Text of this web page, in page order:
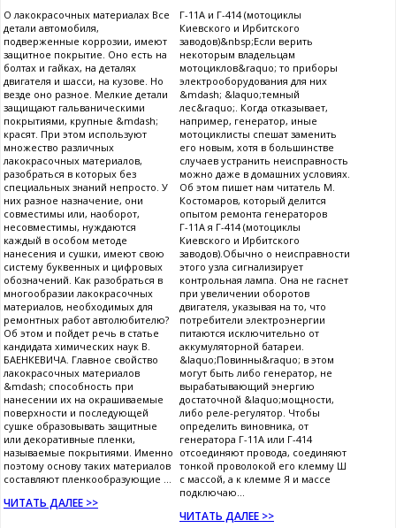
О лакокрасочных материалах Все
детали автомобиля,
подверженные коррозии, имеют
защитное покрытие. Оно есть на
болтах и гайках, на деталях
двигателя и шасси, на кузове. Но
везде оно разное. Мелкие детали
защищают гальваническими
покрытиями, крупные &mdash;
красят. При этом используют
множество различных
лакокрасочных материалов,
разобраться в которых без
специальных знаний непросто. У
них разное назначение, они
совместимы или, наоборот,
несовместимы, нуждаются
каждый в особом методе
нанесения и сушки, имеют свою
систему буквенных и цифровых
обозначений. Как разобраться в
многообразии лакокрасочных
материалов, необходимых для
ремонтных работ автолюбителю?
Об этом и пойдет речь в статье
кандидата химических наук В.
БАЕНКЕВИЧА. Главное свойство
лакокрасочных материалов
&mdash; способность при
нанесении их на окрашиваемые
поверхности и последующей
сушке образовывать защитные
или декоративные пленки,
называемые покрытиями. Именно
поэтому основу таких материалов
составляют пленкообразующие ...
ЧИТАТЬ ДАЛЕЕ >>
Г-11А и Г-414 (мотоциклы
Киевского и Ирбитского
заводов)&nbsp;Если верить
некоторым владельцам
мотоциклов&raquo; то приборы
электрооборудования для них
&mdash; &laquo;темный
лес&raquo;. Когда отказывает,
например, генератор, иные
мотоциклисты спешат заменить
его новым, хотя в большинстве
случаев устранить неисправность
можно даже в домашних условиях.
Об этом пишет нам читатель М.
Костомаров, который делится
опытом ремонта генераторов
Г-11А я Г-414 (мотоциклы
Киевского и Ирбитского
заводов).Обычно о неисправности
этого узла сигнализирует
контрольная лампа. Она не гаснет
при увеличении оборотов
двигателя, указывая на то, что
потребители электроэнергии
питаются исключительно от
аккумуляторной батареи.
&laquo;Повинны&raquo; в этом
могут быть либо генератор, не
вырабатывающий энергию
достаточной &laquo;мощности,
либо реле-регулятор. Чтобы
определить виновника, от
генератора Г-11А или Г-414
отсоединяют провода, соединяют
тонкой проволокой его клемму Ш
с массой, а к клемме Я и массе
подключаю...
ЧИТАТЬ ДАЛЕЕ >>